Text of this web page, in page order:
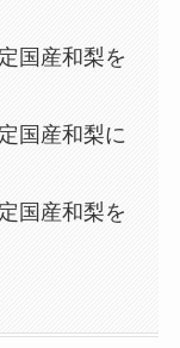
国産和梨を
国産和梨に
国産和梨を